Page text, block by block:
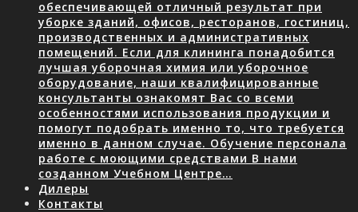
обеспечивающей отличный результат при
уборке зданий, офисов, ресторанов, гостиниц,
производственных и административных
помещений. Если для клининга понадобится
лучшая уборочная химия или уборочное
оборудование, наши квалифицированные
консультанты ознакомят Вас со всеми
особенностями использования продукции и
помогут подобрать именно то, что требуется
именно в данном случае. Обучение персонала
работе с моющими средствами В нами
созданном Учебном Центре…
Дилеры
Контакты